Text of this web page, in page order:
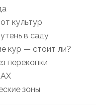
культур
в саду
кур — стоит ли?
перекопки
зоны